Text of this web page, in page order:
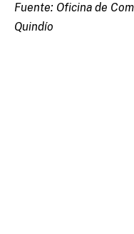
Fuente: Oficina de
Quindío